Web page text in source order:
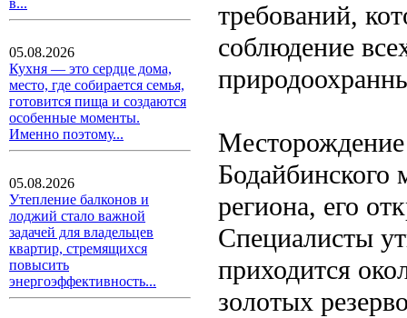
в...
05.08.2026
Кухня — это сердце дома,
место, где собирается семья,
готовится пища и создаются
особенные моменты.
Именно поэтому...
05.08.2026
Утепление балконов и
лоджий стало важной
задачей для владельцев
квартир, стремящихся
повысить
энергоэффективность...
требований,
соблюдение
Месторождение
Бодайбинского
региона, его
Специалисты
приходится
золотых